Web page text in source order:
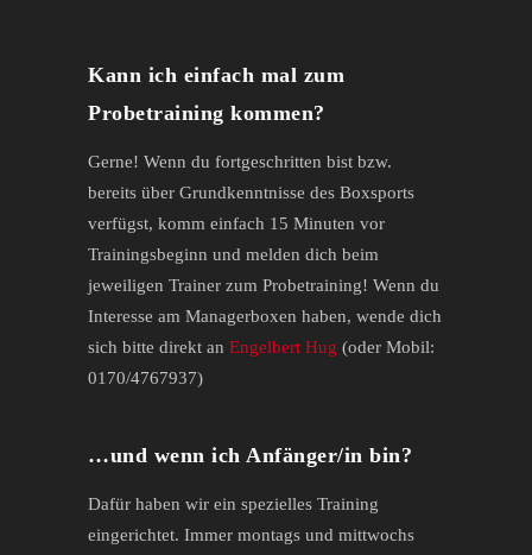
Kann ich einfach mal zum
Probetraining kommen?
Gerne! Wenn du fortgeschritten bist bzw.
bereits über Grundkenntnisse des Boxsports
verfügst, komm einfach 15 Minuten vor
Trainingsbeginn und melden dich beim
jeweiligen Trainer zum Probetraining! Wenn du
Interesse am Managerboxen haben, wende dich
sich bitte direkt an Engelbert Hug (oder Mobil:
0170/4767937)
…und wenn ich Anfänger/in bin?
Dafür haben wir ein spezielles Training
eingerichtet. Immer montags und mittwochs